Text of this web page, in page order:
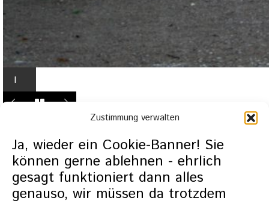
Zustimmung verwalten
Ja, wieder ein Cookie-Banner! Sie
können gerne ablehnen - ehrlich
gesagt funktioniert dann alles
genauso, wir müssen da trotzdem
I
n
g
h
t
b
o